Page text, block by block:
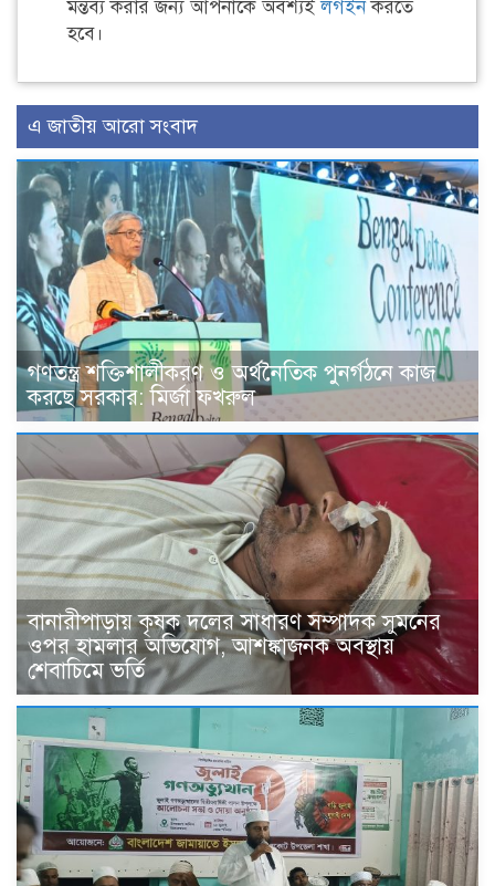
মন্তব্য করার জন্য আপনাকে অবশ্যইলগইনকরতে
হবে।
এ জাতীয় আরো সংবাদ
গণতন্ত্র শক্তিশালীকরণ ও অর্থনৈতিক পুনর্গঠনে কাজ
করছে সরকার: মির্জা ফখরুল
বানারীপাড়ায় কৃষক দলের সাধারণ সম্পাদক সুমনের
ওপর হামলার অভিযোগ, আশঙ্কাজনক অবস্থায়
শেবাচিমে ভর্তি